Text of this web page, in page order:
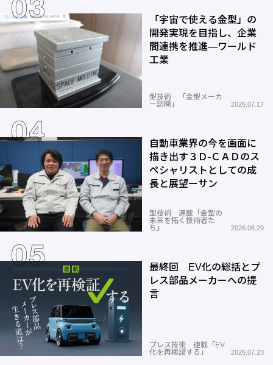
「宇宙で使える金型」の
開発実現を目指し、企業
間連携を推進―ワールド
工業
型技術 「金型メーカ
ー訪問」
2026.07.17
自動車業界の今を画面に
描き出す３Ｄ-ＣＡＤのス
ペシャリストとしての成
長と展望ーサン
型技術 連載「金型の
未来を拓く技術者た
ち」
2026.06.29
最終回 EV化の総括とプ
レス部品メーカーへの提
言
プレス技術 連載「EV
化を再検証する」
2026.07.23